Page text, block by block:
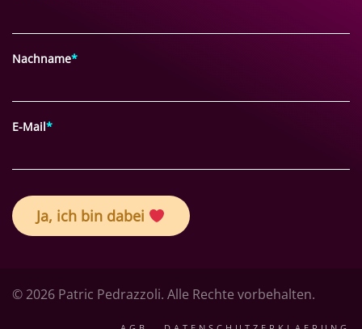
Nachname*
E-Mail*
Ja, ich bin dabei
© 2026 Patric Pedrazzoli. Alle Rechte vorbehalten.